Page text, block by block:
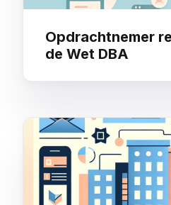
Opdrachtnemer
de Wet DBA